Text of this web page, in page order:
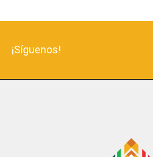
¡Síguenos!